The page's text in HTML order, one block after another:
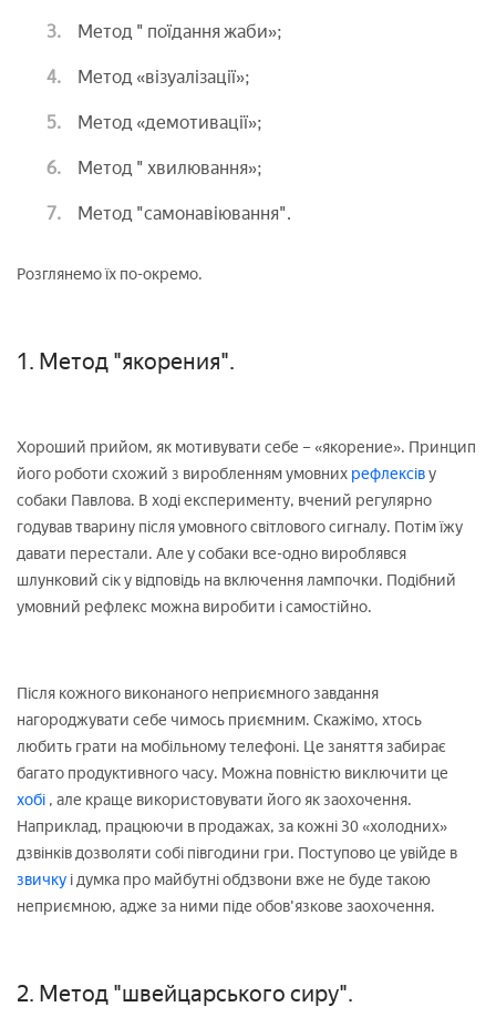
Метод " поїдання жаби»;
Метод «візуалізації»;
Метод «демотивації»;
Метод " хвилювання»;
Метод "самонавіювання".
Розглянемо їх по-окремо.
1. Метод "якорения".
Хороший прийом, як мотивувати себе – «якорение». Принцип
його роботи схожий з виробленням умовних рефлексіву
собаки Павлова. В ході експерименту, вчений регулярно
годував тварину після умовного світлового сигналу. Потім їжу
давати перестали. Але у собаки все-одно вироблявся
шлунковий сік у відповідь на включення лампочки. Подібний
умовний рефлекс можна виробити і самостійно.
Після кожного виконаного неприємного завдання
нагороджувати себе чимось приємним. Скажімо, хтось
любить грати на мобільному телефоні. Це заняття забирає
багато продуктивного часу. Можна повністю виключити це
хобі , але краще використовувати його як заохочення.
Наприклад, працюючи в продажах, за кожні 30 «холодних»
дзвінків дозволяти собі півгодини гри. Поступово це увійде в
звичку і думка про майбутні обдзвони вже не буде такою
неприємною, адже за ними піде обов'язкове заохочення.
2. Метод "швейцарського сиру".